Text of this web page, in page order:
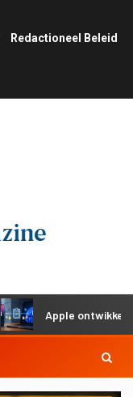
Redactioneel Beleid
Apple ontwikkelt gedeeld